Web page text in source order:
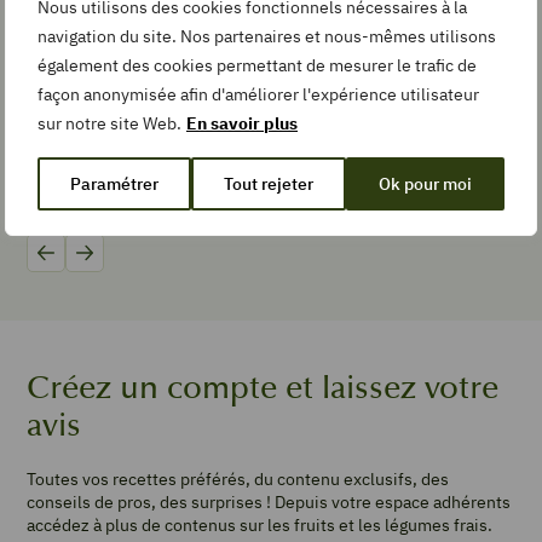
Nous utilisons des cookies fonctionnels nécessaires à la
navigation du site. Nos partenaires et nous-mêmes utilisons
également des cookies permettant de mesurer le trafic de
façon anonymisée afin d'améliorer l'expérience utilisateur
sur notre site Web. En savoir plus
Paramétrer Tout rejeter Ok pour moi
TYPE DE PLAT
Pâtisserie
PORTIONS
barquette
8
sablés
citron
aux légumes
Photos
Précédent
Suivant
Créez un compte et laissez votre
avis
Toutes vos recettes préférés, du contenu exclusifs, des
conseils de pros, des surprises ! Depuis votre espace adhérents
accédez à plus de contenus sur les fruits et les légumes frais.